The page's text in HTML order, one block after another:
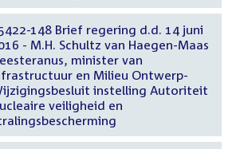
148 Brief regering d.d. 14 juni
- M.H. Schultz van Haegen-Maas
minister van
en Milieu Ontwerp-
instelling Autoriteit
veiligheid en